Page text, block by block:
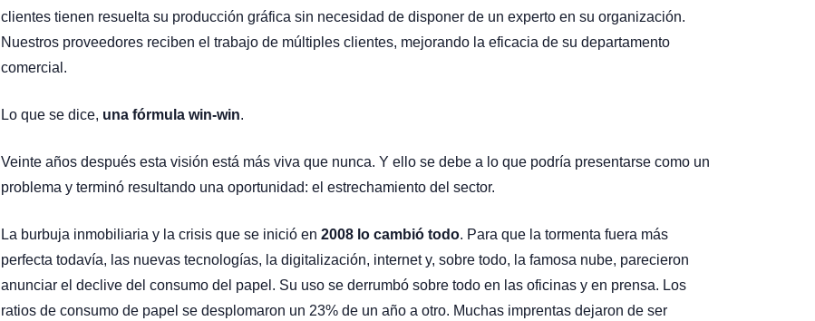
clientes tienen resuelta su producción gráfica sin necesidad de disponer de un experto en su organización.
Nuestros proveedores reciben el trabajo de múltiples clientes, mejorando la eficacia de su departamento
comercial.
Lo que se dice, una fórmula win-win.
Veinte años después esta visión está más viva que nunca. Y ello se debe a lo que podría presentarse como un
problema y terminó resultando una oportunidad: el estrechamiento del sector.
La burbuja inmobiliaria y la crisis que se inició en2008 lo cambió todo. Para que la tormenta fuera más
perfecta todavía, las nuevas tecnologías, la digitalización, internet y, sobre todo, la famosa nube, parecieron
anunciar el declive del consumo del papel. Su uso se derrumbó sobre todo en las oficinas y en prensa. Los
ratios de consumo de papel se desplomaron un 23% de un año a otro. Muchas imprentas dejaron de ser